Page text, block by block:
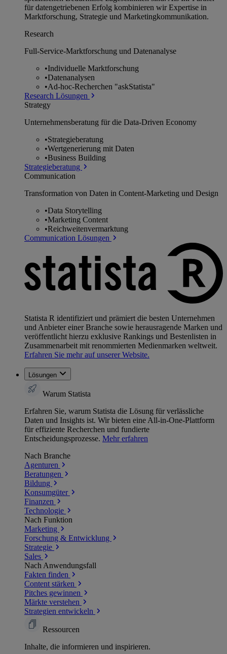
für datengetriebenen Erfolg kombinieren wir Expertise in
Marktforschung, Strategie und Marketingkommunikation.
Research
Full-Service-Marktforschung und Datenanalyse
•Individuelle Marktforschung
•Datenanalysen
•Ad-hoc-Recherchen "askStatista"
Research Lösungen
Strategy
Unternehmens­beratung für die Data-Driven Economy
•Strategieberatung
•Wertgenerierung mit Daten
•Business Building
Strategieberatung
Communication
Transformation von Daten in Content-Marketing und Design
•Data Storytelling
•Marketing Content
•Reichweitenvermarktung
Communication Lösungen
Statista R identifiziert und prämiert die besten Unternehmen
und Anbieter einer Branche sowie herausragende Marken und
veröffentlicht hierzu exklusive Rankings und Bestenlisten in
Zusammenarbeit mit renommierten Medienmarken weltweit.
Erfahren Sie mehr auf unserer Website.
Lösungen
Warum Statista
Erfahren Sie, warum Statista die Lösung für verlässliche
Daten und Insights ist. Wir bieten eine All-in-One-Plattform
für effiziente Recherchen und fundierte
Entscheidungsprozesse. Mehr erfahren
Nach Branche
Agenturen
Beratungen
Bildung
Konsumgüter
Finanzen
Technologie
Nach Funktion
Marketing
Forschung & Entwicklung
Strategie
Sales
Nach Anwendungsfall
Fakten finden
Content stärken
Pitches gewinnen
Märkte verstehen
Strategien entwickeln
Ressourcen
Inhalte, die informieren und inspirieren.